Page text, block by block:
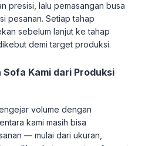
presisi, lalu pemasangan busa
pesanan. Setiap tahap
sebelum lanjut ke tahap
demi target produksi.
Kami dari Produksi
volume dengan
kami masih bisa
— mulai dari ukuran,